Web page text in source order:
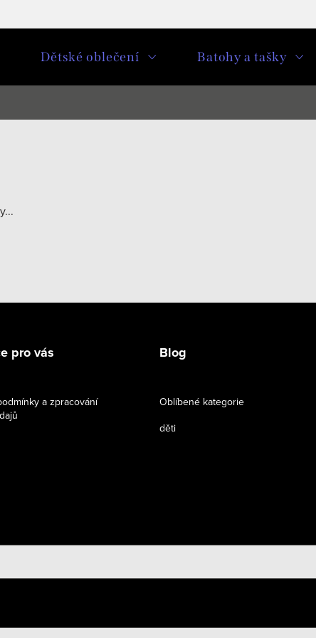
Dětské oblečení Batohy a tašky
pro vás
a zpracování
Blog
Oblíbené kategorie
děti